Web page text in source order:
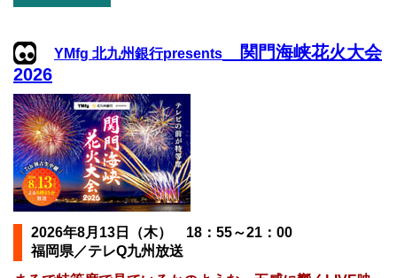
YMfg 北九州銀行presents
関門海峡花火大会
2026
2026年8月13日（木） 18：55～21：00
福岡県／テレQ九州放送